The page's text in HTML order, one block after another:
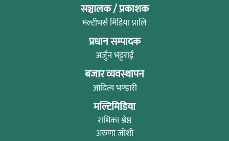
सञ्चालक / प्रकाशक
मल्टीभर्स मिडिया प्रालि
प्रधान सम्पादक
अर्जुन भट्टराई
बजार व्यवस्थापन
आदित्य भण्डारी
मल्टिमिडिया
राधिका श्रेष्ठ
अरुणा जोशी